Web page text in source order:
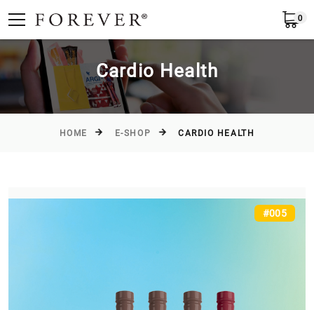
English 0
Cardio Health
HOME E-SHOP CARDIO HEALTH
#005